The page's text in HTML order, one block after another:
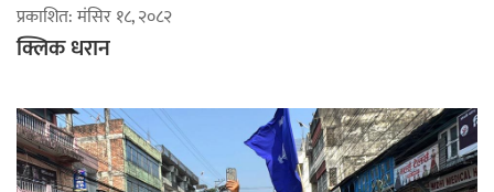
प्रकाशित: मंसिर १८, २०८२
क्लिक धरान